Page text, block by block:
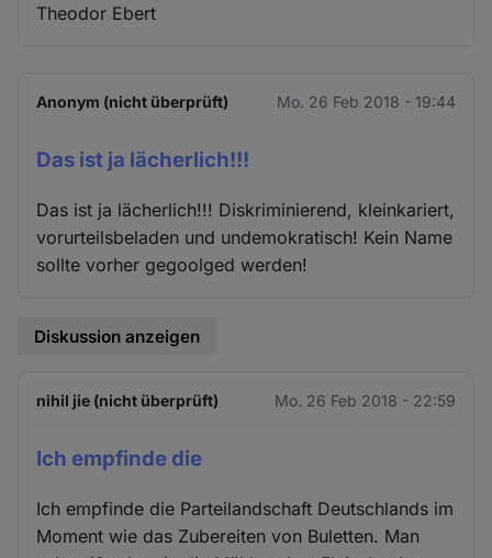
Theodor Ebert
Anonym (nicht überprüft) Mo. 26 Feb 2018 - 19:44
Das ist ja lächerlich!!!
Das ist ja lächerlich!!! Diskriminierend, kleinkariert,
vorurteilsbeladen und undemokratisch! Kein Name
sollte vorher gegoolged werden!
Diskussion anzeigen
nihil jie (nicht überprüft) Mo. 26 Feb 2018 - 22:59
Ich empfinde die
Ich empfinde die Parteilandschaft Deutschlands im
Moment wie das Zubereiten von Buletten. Man